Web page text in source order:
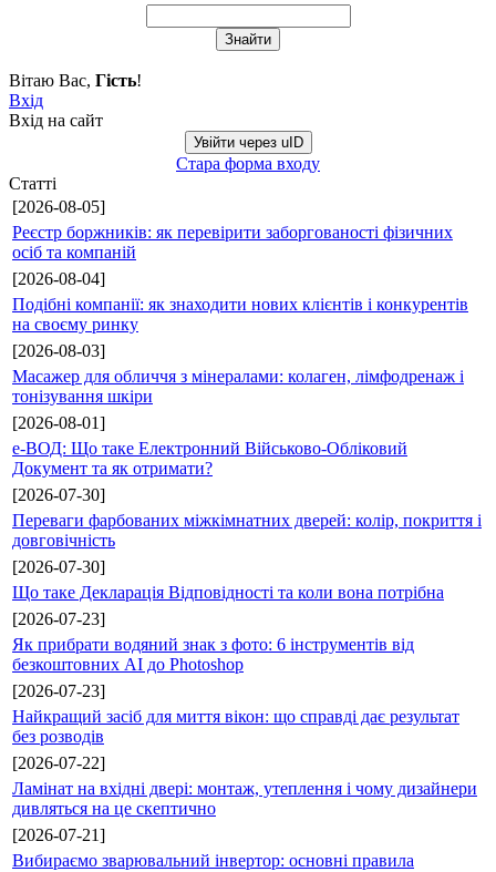
Вітаю Вас, Гість!
Вхід
Вхід на сайт
Увійти через uID
Стара форма входу
Статті
[2026-08-05]
Реєстр боржників: як перевірити заборгованості фізичних
осіб та компаній
[2026-08-04]
Подібні компанії: як знаходити нових клієнтів і конкурентів
на своєму ринку
[2026-08-03]
Масажер для обличчя з мінералами: колаген, лімфодренаж і
тонізування шкіри
[2026-08-01]
е-ВОД: Що таке Електронний Військово-Обліковий
Документ та як отримати?
[2026-07-30]
Переваги фарбованих міжкімнатних дверей: колір, покриття і
довговічність
[2026-07-30]
Що таке Декларація Відповідності та коли вона потрібна
[2026-07-23]
Як прибрати водяний знак з фото: 6 інструментів від
безкоштовних AI до Photoshop
[2026-07-23]
Найкращий засіб для миття вікон: що справді дає результат
без розводів
[2026-07-22]
Ламінат на вхідні двері: монтаж, утеплення і чому дизайнери
дивляться на це скептично
[2026-07-21]
Вибираємо зварювальний інвертор: основні правила